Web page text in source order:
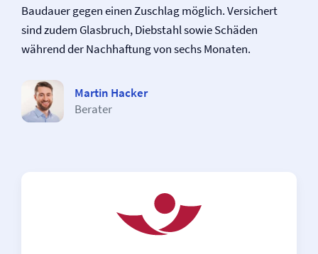
Baudauer gegen einen Zuschlag möglich. Versichert
sind zudem Glasbruch, Diebstahl sowie Schäden
während der Nachhaftung von sechs Monaten.
Martin Hacker
Berater